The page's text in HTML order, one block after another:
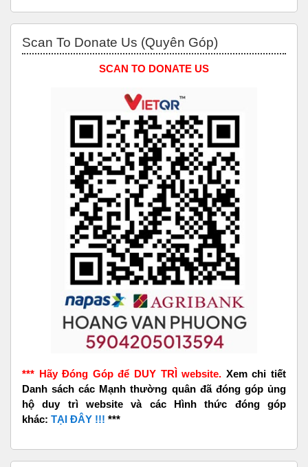
Scan To Donate Us (Quyên Góp)
SCAN TO DONATE US
*** Hãy Đóng Góp để DUY TRÌ website. Xem chi tiết
Danh sách các Mạnh thường quân đã đóng góp ủng
hộ duy trì website và các Hình thức đóng góp
khác: TẠI ĐÂY !!! ***